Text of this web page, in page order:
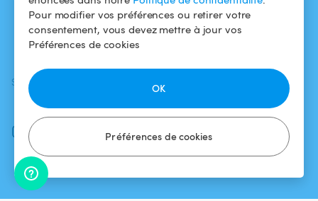
Pour modifier vos préférences ou retirer votre
consentement, vous devez mettre à jour vos
Préférences de cookies
Préférences de cookies
OK
Comment ça
marche ?
Mentions légales
SUIVEZ-NOUS
Facebook
Instagram